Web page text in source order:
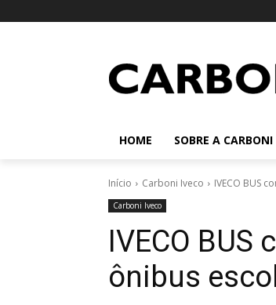
HOME SOBRE A CARBONI
Início Carboni Iveco IVECO BUS
Carboni Iveco
IVECO
ônibus